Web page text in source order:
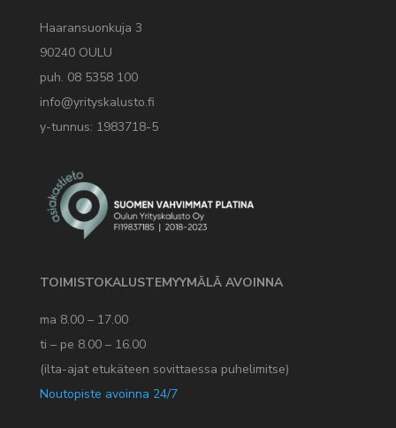
Haaransuonkuja 3
90240 OULU
puh. 08 5358 100
info@yrityskalusto.fi
y-tunnus: 1983718-5
TOIMISTOKALUSTEMYYMÄLÄ AVOINNA
ma 8.00 – 17.00
ti – pe 8.00 – 16.00
(ilta-ajat etukäteen sovittaessa puhelimitse)
Noutopiste avoinna 24/7